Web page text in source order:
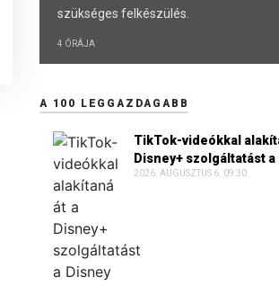
szükséges felkészülés.
4 ÓRÁJA
A 100 LEGGAZDAGABB
TikTok-videókkal
Disney+ szolgáltatást a
2026. AUGUSZTUS 6. 09:30